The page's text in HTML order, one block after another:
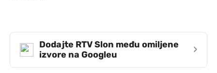
Dodajte RTV Slon među omiljene
izvore na Googleu
›